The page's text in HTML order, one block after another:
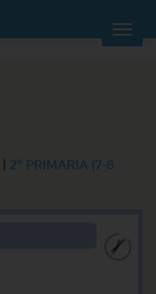
2º PRIMARIA (7-8